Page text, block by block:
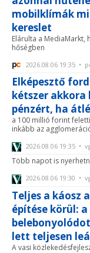
mobilklímák
kereslet
Elárulta a MediaMarkt,
hőségben
2026.08.06 19:35 •
Elképesztő
kétszer akkora
pénzért, ha
a 100 millió forint
inkább az
2026.08.06 19:35 •
Több napot is
2026.08.06 19:30 •
Teljes a káosz
építése körül:
lett teljesen
A vasi